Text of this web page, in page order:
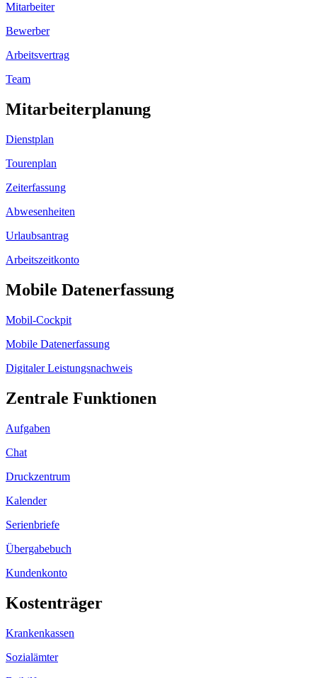
Mitarbeiter
Bewerber
Arbeitsvertrag
Team
Mitarbeiterplanung
Dienstplan
Tourenplan
Zeiterfassung
Abwesenheiten
Urlaubsantrag
Arbeitszeitkonto
Mobile Datenerfassung
Mobil-Cockpit
Mobile Datenerfassung
Digitaler Leistungsnachweis
Zentrale Funktionen
Aufgaben
Chat
Druckzentrum
Kalender
Serienbriefe
Übergabebuch
Kundenkonto
Kostenträger
Krankenkassen
Sozialämter